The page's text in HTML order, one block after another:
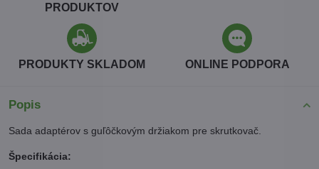
PRODUKTOV
PRODUKTY SKLADOM ONLINE PODPORA
Popis
Sada adaptérov s guľôčkovým držiakom pre skrutkovač.
Špecifikácia: